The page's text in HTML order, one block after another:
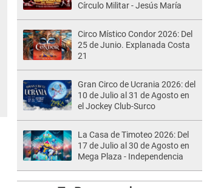
Círculo Militar - Jesús María
Circo Místico Condor 2026: Del
25 de Junio. Explanada Costa
21
Gran Circo de Ucrania 2026: del
10 de Julio al 31 de Agosto en
el Jockey Club-Surco
La Casa de Timoteo 2026: Del
17 de Julio al 30 de Agosto en
Mega Plaza - Independencia